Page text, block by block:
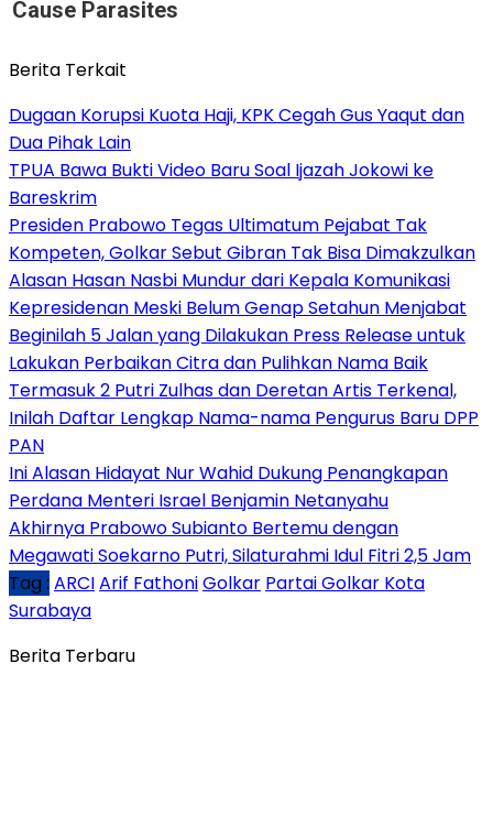
Cause Parasites
Berita Terkait
Dugaan Korupsi Kuota Haji, KPK Cegah Gus Yaqut dan
Dua Pihak Lain
TPUA Bawa Bukti Video Baru Soal Ijazah Jokowi ke
Bareskrim
Presiden Prabowo Tegas Ultimatum Pejabat Tak
Kompeten, Golkar Sebut Gibran Tak Bisa Dimakzulkan
Alasan Hasan Nasbi Mundur dari Kepala Komunikasi
Kepresidenan Meski Belum Genap Setahun Menjabat
Beginilah 5 Jalan yang Dilakukan Press Release untuk
Lakukan Perbaikan Citra dan Pulihkan Nama Baik
Termasuk 2 Putri Zulhas dan Deretan Artis Terkenal,
Inilah Daftar Lengkap Nama-nama Pengurus Baru DPP
PAN
Ini Alasan Hidayat Nur Wahid Dukung Penangkapan
Perdana Menteri Israel Benjamin Netanyahu
Akhirnya Prabowo Subianto Bertemu dengan
Megawati Soekarno Putri, Silaturahmi Idul Fitri 2,5 Jam
Tag : ARCIArif FathoniGolkar Partai Golkar Kota
Surabaya
Berita Terbaru